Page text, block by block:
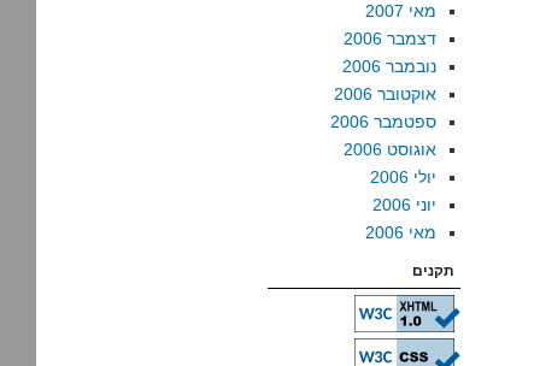
מאי 2007
דצמבר 2006
נובמבר 2006
אוקטובר 2006
ספטמבר 2006
אוגוסט 2006
יולי 2006
יוני 2006
מאי 2006
תקנים